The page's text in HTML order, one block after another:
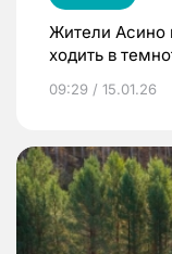
Жители Асино
ходить в
09:29 / 15.01.26